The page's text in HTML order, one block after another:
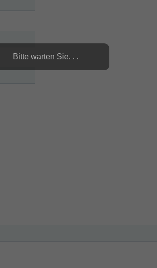
Bitte warten Sie. . .